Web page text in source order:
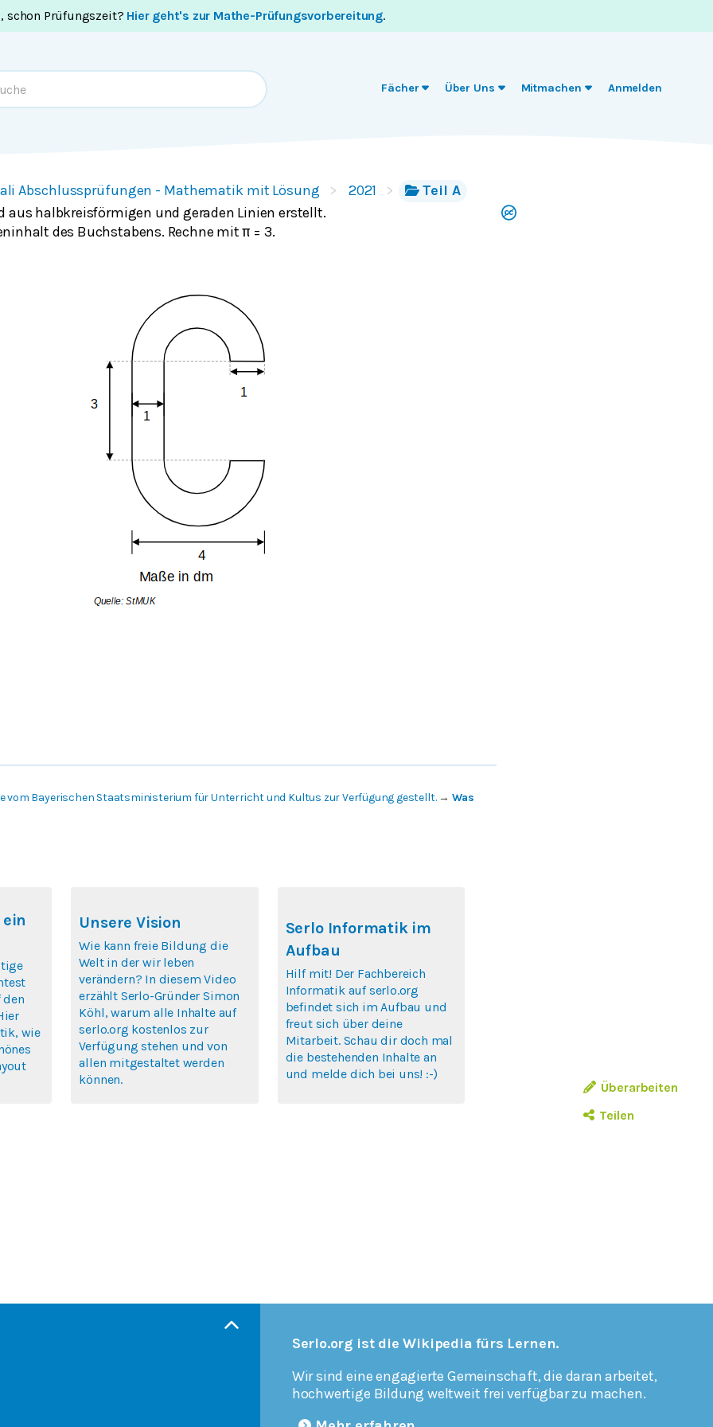
schon Prüfungszeit? Hier geht's zur Mathe-Prüfungsvorbereitung.
Fächer Über Uns Mitmachen Anmelden
Abschlussprüfungen - Mathematik mit Lösung 2021
Teil A
aus halbkreisförmigen und geraden Linien erstellt.
des Buchstabens. Rechne mitπ = 3.
Überarbeiten
Teilen
vom Bayerischen Staatsministerium für Unterricht und Kultus zur Verfügung gestellt.→ Was
wie
Unsere Vision
Wie kann freie Bildung die
Welt in der wir leben
verändern? In diesem Video
erzählt Serlo-Gründer Simon
Köhl, warum alle Inhalte auf
serlo.org kostenlos zur
Verfügung stehen und von
allen mitgestaltet werden
können.
Serlo Informatik im
Aufbau
Hilf mit! Der Fachbereich
Informatik auf serlo.org
befindet sich im Aufbau und
freut sich über deine
Mitarbeit. Schau dir doch mal
die bestehenden Inhalte an
und melde dich bei uns! :-)
Serlo.org ist die Wikipedia fürs Lernen.
Wir sind eine engagierte Gemeinschaft, die daran arbeitet,
hochwertige Bildung weltweit frei verfügbar zu machen.